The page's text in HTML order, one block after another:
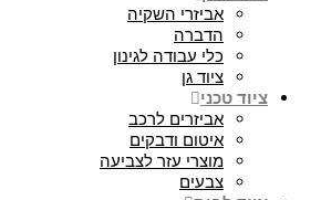
אביזרי השקיה
הדברה
כלי עבודה לגינון
ציוד גן
ציוד טכני
אביזרים לרכב
איטום ודבקים
מוצרי עזר לצביעה
צבעים